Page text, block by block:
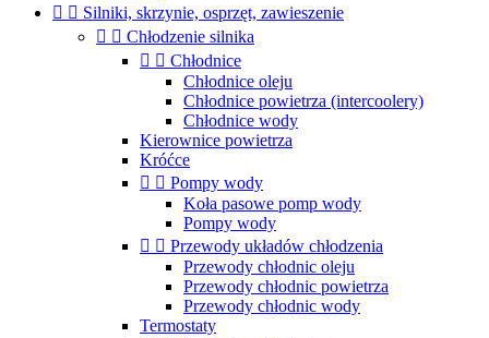
  Silniki, skrzynie, osprzęt, zawieszenie
  Chłodzenie silnika
  Chłodnice
Chłodnice oleju
Chłodnice powietrza (intercoolery)
Chłodnice wody
Kierownice powietrza
Króćce
  Pompy wody
Koła pasowe pomp wody
Pompy wody
  Przewody układów chłodzenia
Przewody chłodnic oleju
Przewody chłodnic powietrza
Przewody chłodnic wody
Termostaty